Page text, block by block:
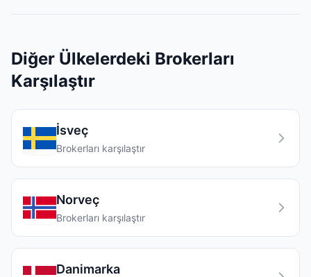
Diğer Ülkelerdeki Brokerları
Karşılaştır
İsveç
Brokerları karşılaştır
Norveç
Brokerları karşılaştır
Danimarka